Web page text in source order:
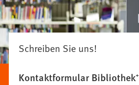
Schreiben Sie uns!
Kontaktformular Bibliothek⁺
(Öffnet